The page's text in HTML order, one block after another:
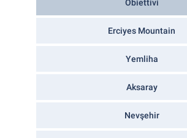
Obiettivi
Erciyes Mountain
Yemliha
Aksaray
Nevşehir